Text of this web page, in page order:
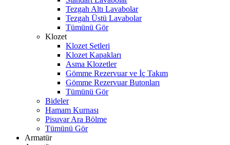
Tezgah Altı Lavabolar
Tezgah Üstü Lavabolar
Tümünü Gör
Klozet
Klozet Setleri
Klozet Kapakları
Asma Klozetler
Gömme Rezervuar ve İç Takım
Gömme Rezervuar Butonları
Tümünü Gör
Bideler
Hamam Kurnası
Pisuvar Ara Bölme
Tümünü Gör
Armatür